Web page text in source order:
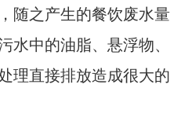
随之产生的餐饮废水量
水中的油脂、悬浮物、
理直接排放造成很大的